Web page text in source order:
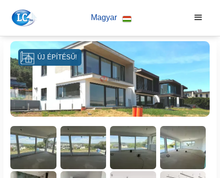
Magyar
ÚJ ÉPÍTÉSŰ!